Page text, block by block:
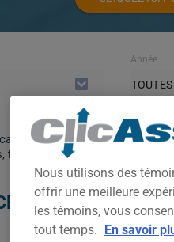
Année
exotique dotée d'un V10
technologie de pointe et
AUTO AUDI R8
Nous utilisons des
offrir une meilleure
les témoins, vous
tout temps. En savoir